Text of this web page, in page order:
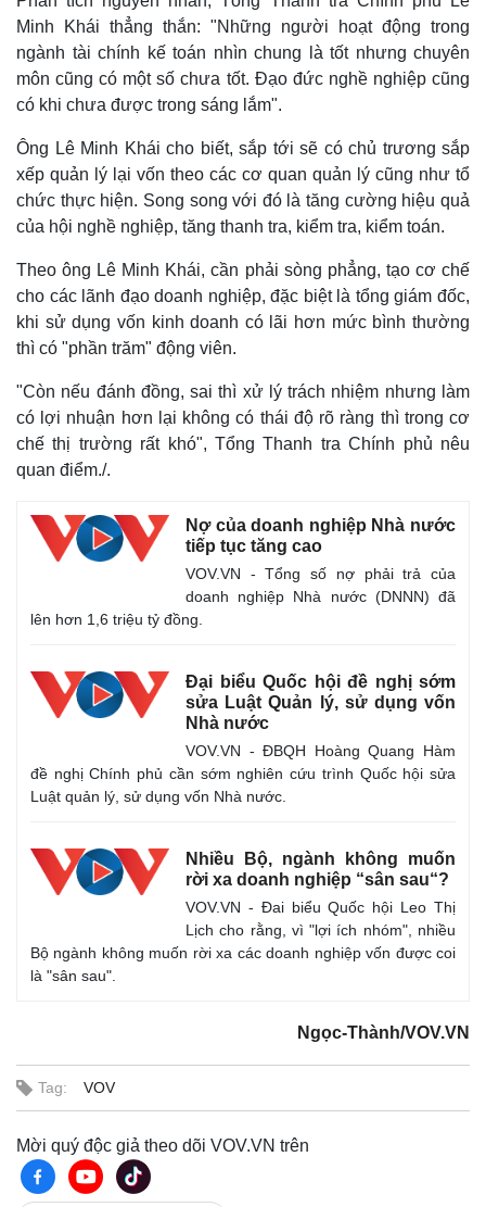
Kinh tế
Thị trường
Giá vàng
Tiêu dùng
Tỷ giá
Minh Khái thẳng thắn: "Những người hoạt động trong
ngành tài chính kế toán nhìn chung là tốt nhưng chuyên
môn cũng có một số chưa tốt. Đạo đức nghề nghiệp cũng
có khi chưa được trong sáng lắm".
Ông Lê Minh Khái cho biết, sắp tới sẽ có chủ trương sắp
xếp quản lý lại vốn theo các cơ quan quản lý cũng như tổ
chức thực hiện. Song song với đó là tăng cường hiệu quả
của hội nghề nghiệp, tăng thanh tra, kiểm tra, kiểm toán.
Theo ông Lê Minh Khái, cần phải sòng phẳng, tạo cơ chế
cho các lãnh đạo doanh nghiệp, đặc biệt là tổng giám đốc,
khi sử dụng vốn kinh doanh có lãi hơn mức bình thường
thì có "phần trăm" động viên.
"Còn nếu đánh đồng, sai thì xử lý trách nhiệm nhưng làm
có lợi nhuận hơn lại không có thái độ rõ ràng thì trong cơ
chế thị trường rất khó", Tổng Thanh tra Chính phủ nêu
quan điểm./.
Nợ của doanh nghiệp Nhà nước
tiếp tục tăng cao
VOV.VN - Tổng số nợ phải trả của
doanh nghiệp Nhà nước (DNNN) đã
lên hơn 1,6 triệu tỷ đồng.
Đại biểu Quốc hội đề nghị sớm
sửa Luật Quản lý, sử dụng vốn
Nhà nước
VOV.VN - ĐBQH Hoàng Quang Hàm
đề nghị Chính phủ cần sớm nghiên cứu trình Quốc hội sửa
Luật quản lý, sử dụng vốn Nhà nước.
Nhiều Bộ, ngành không muốn
rời xa doanh nghiệp “sân sau“?
VOV.VN - Đai biểu Quốc hội Leo Thị
Lịch cho rằng, vì "lợi ích nhóm", nhiều
Bộ ngành không muốn rời xa các doanh nghiệp vốn được coi
là "sân sau".
Ngọc-Thành/VOV.VN
Tag: VOV
Mời quý độc giả theo dõi VOV.VN trên